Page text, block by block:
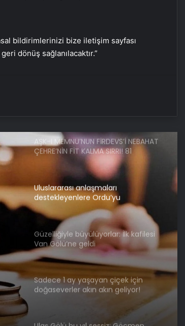
bildirimlerinizi bize iletişim sayfası
dönüş sağlanılacaktır.”
Ares ve Rex’ten şampiyonluk gururu
AŞK-I MEMNU’NUN FİRDEVS’İ NEBAHAT
ÇEHRE’NİN FİT KALMA SIRRI! 81
yaşındaki ünlü oyuncu meğer
günde 40 dakika…
Uluslararası anlaşmaları
destekleyenlere Ordu’yu
itibarsızlaştırma cezası
Güzelliğiyle büyülüyorlar: İlk kafilesi
Van Gölü’ne geldi
Sadece 1 ay yaşayan çiçek için
doğaseverler akın akın geliyor!